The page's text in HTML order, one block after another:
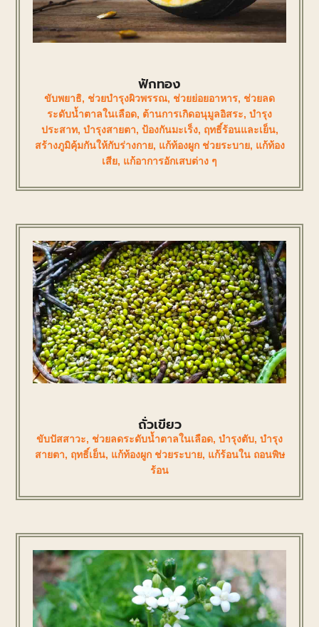
ฟักทอง
ขับพยาธิ, ช่วยบำรุงผิวพรรณ, ช่วยย่อยอาหาร, ช่วยลด
ระดับน้ำตาลในเลือด, ต้านการเกิดอนุมูลอิสระ, บำรุง
ประสาท, บำรุงสายตา, ป้องกันมะเร็ง, ฤทธิ์ร้อนและเย็น,
สร้างภูมิคุ้มกันให้กับร่างกาย, แก้ท้องผูก ช่วยระบาย, แก้ท้อง
เสีย, แก้อาการอักเสบต่าง ๆ
ถั่วเขียว
ขับปัสสาวะ, ช่วยลดระดับน้ำตาลในเลือด, บำรุงตับ, บำรุง
สายตา, ฤทธิ์เย็น, แก้ท้องผูก ช่วยระบาย, แก้ร้อนใน ถอนพิษ
ร้อน